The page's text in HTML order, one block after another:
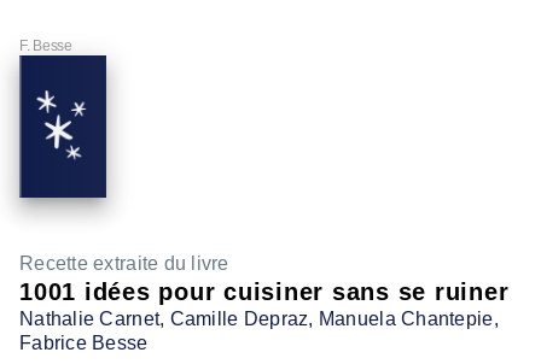
F. Besse
Recette extraite du livre
1001 idées pour cuisiner sans se ruiner
Nathalie Carnet, Camille Depraz, Manuela Chantepie,
Fabrice Besse